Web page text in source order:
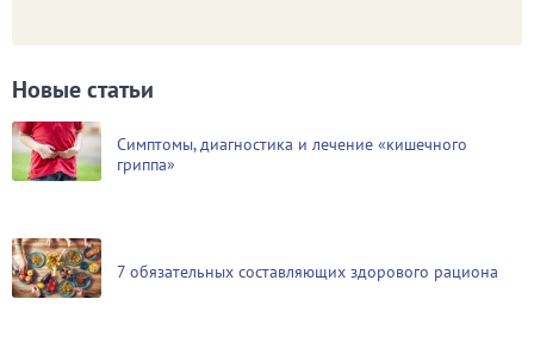
Новые статьи
Симптомы, диагностика и лечение «кишечного
гриппа»
7 обязательных составляющих здорового рациона